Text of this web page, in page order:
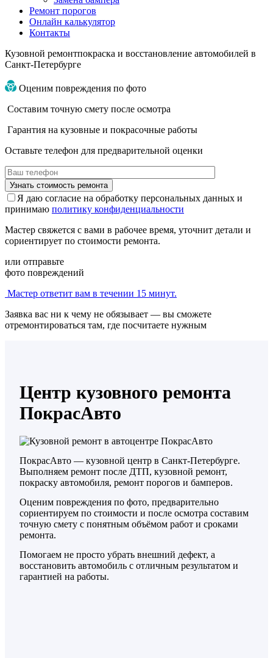
Ремонт порогов
Онлайн калькулятор
Контакты
Кузовной ремонтпокраска и восстановление автомобилей в
Санкт-Петербурге
Оценим повреждения по фото
Составим точную смету после осмотра
Гарантия на кузовные и покрасочные работы
Оставьте телефон для предварительной оценки
Я даю согласие на обработку персональных данных и
принимаю политику конфиденциальности
Мастер свяжется с вами в рабочее время, уточнит детали и
сориентирует по стоимости ремонта.
или отправьте
фото повреждений
Мастер ответит вам в течении 15 минут.
Заявка вас ни к чему не обязывает — вы сможете
отремонтироваться там, где посчитаете нужным
Центр кузовного ремонта
ПокрасАвто
ПокрасАвто — кузовной центр в Санкт-Петербурге.
Выполняем ремонт после ДТП, кузовной ремонт,
покраску автомобиля, ремонт порогов и бамперов.
Оценим повреждения по фото, предварительно
сориентируем по стоимости и после осмотра составим
точную смету с понятным объёмом работ и сроками
ремонта.
Помогаем не просто убрать внешний дефект, а
восстановить автомобиль с отличным результатом и
гарантией на работы.